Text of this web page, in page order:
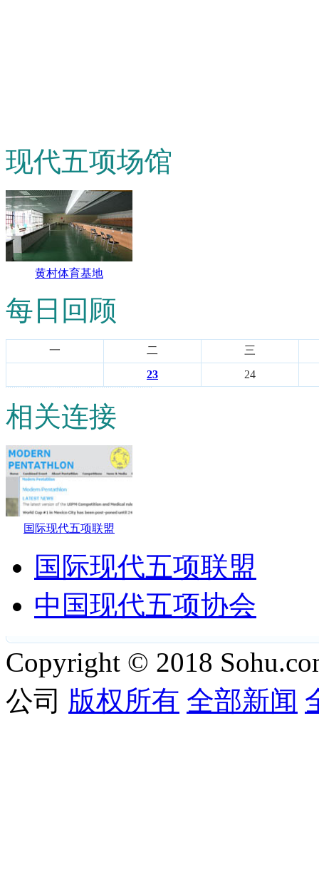
现代五项场馆
黄村体育基地
每日回顾
一 二
三
23
24
相关连接
国际现代五项联盟
国际现代五项联盟
中国现代五项协会
Copyright © 2018
公司 版权所有 全部新闻